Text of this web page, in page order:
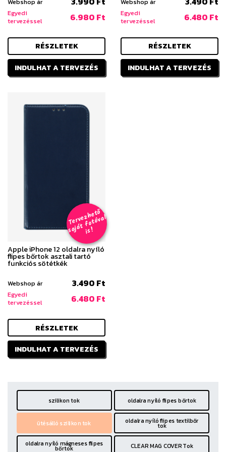
Egyedi
tervezéssel
6.980 Ft
RÉSZLETEK
INDULHAT A TERVEZÉS
Egyedi
tervezéssel
6.480 Ft
RÉSZLETEK
INDULHAT A TERVEZÉS
T
er
v
e
z
h
e
t
ő
s
aj
á
t
f
o
t
ó
v
al
i
s
!
Apple iPhone 12 oldalra nyíló
flipes bőrtok asztali tartó
funkciós sötétkék
Webshop ár 3.490 Ft
Egyedi
tervezéssel
6.480 Ft
RÉSZLETEK
INDULHAT A TERVEZÉS
szilikon tok oldalra nyíló flipes bőrtok
ütésálló szilikon tok oldalra nyíló flipes textilbőr
tok
oldalra nyíló mágneses flipes
bőrtok CLEAR MAG COVER Tok